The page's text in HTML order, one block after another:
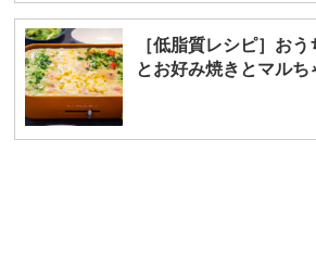
［低脂質レシピ］お
とお好み焼きとマル